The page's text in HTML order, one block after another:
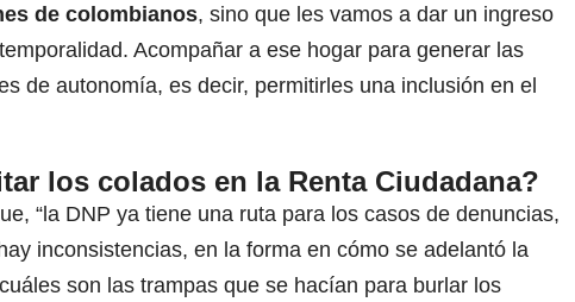
de colombianos, sino que les vamos a dar un ingreso
Acompañar a ese hogar para generar las
de autonomía, es decir, permitirles una inclusión en el
los colados en la Renta Ciudadana?
“la DNP ya tiene una ruta para los casos de denuncias,
inconsistencias, en la forma en cómo se adelantó la
son las trampas que se hacían para burlar los